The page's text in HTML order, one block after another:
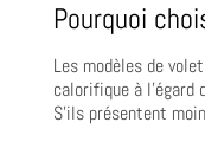
Pourquoi
Les modèles de
calorifique à
S’ils présentent